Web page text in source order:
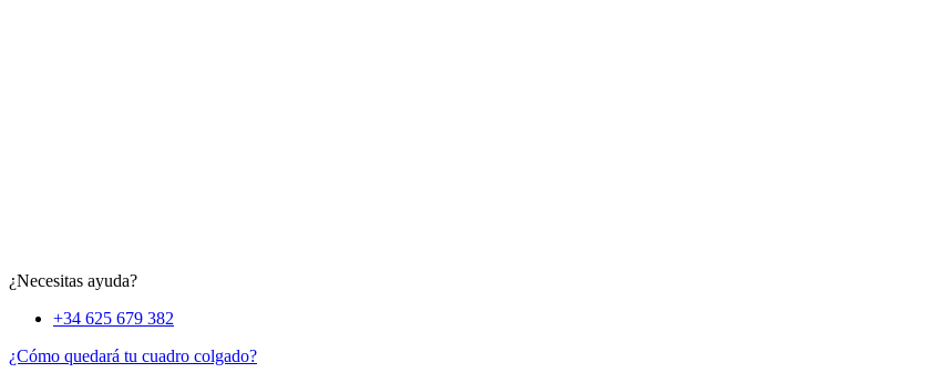
¿Necesitas ayuda?
+34 625 679 382
¿Cómo quedará tu cuadro colgado?